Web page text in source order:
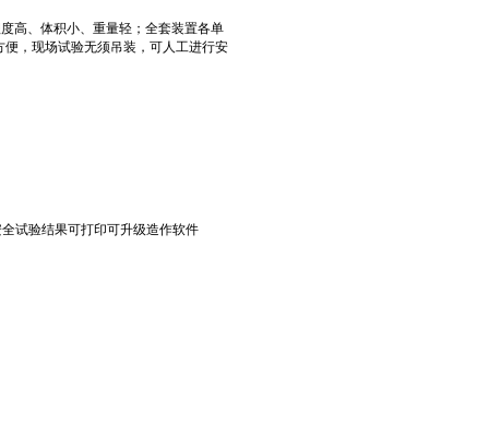
高、体积小、重量轻；全套装置各单
，现场试验无须吊装，可人工进行安
试验结果可打印可升级造作软件